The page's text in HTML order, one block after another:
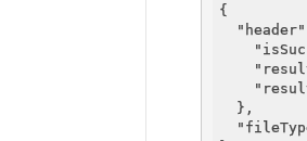
{
"header"
  },